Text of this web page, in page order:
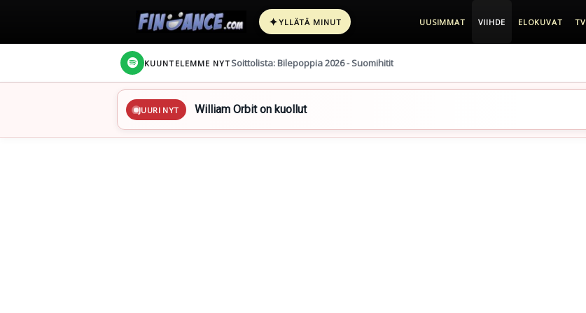
✦YLLÄTÄ MINUT UUSIMMAT VIIHDE ELOKUVAT TV
KUUNTELEMME NYT Soittolista: Bilepoppia 2026 - Suomihitit
JUURI NYT William Orbit on kuollut